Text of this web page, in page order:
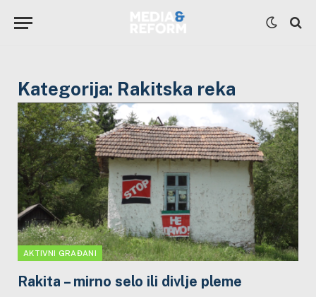
Kategorija: Rakitska reka
AKTIVNI GRAĐANI
Rakita – mirno selo ili divlje pleme